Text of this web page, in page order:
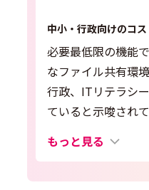
中小・行政向けのコ
必要最低限の機能
なファイル共有環
行政、ITリテラシ
ていると示唆されて
もっと見る